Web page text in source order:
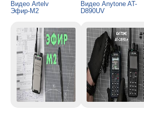
Видео Artelv
Эфир-М2
Видео Anytone AT-
D890UV